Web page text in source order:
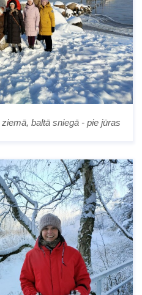
baltā sniegā - pie jūras